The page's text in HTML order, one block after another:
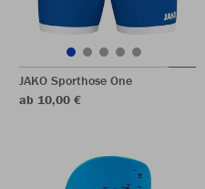
JAKO Sporthose One
ab 10,00 €